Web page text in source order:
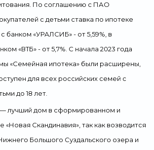
По соглашению с ПАО
с детьми ставка по ипотеке
с банком «УРАЛСИБ» - от 5,59%, в
«ВТБ» - от 5,7%. С начала 2023 года
«Семейная ипотека» были расширены,
для всех российских семей с
до 18 лет.
лучший дом в сформированном и
«Новая Скандинавия», так как возводится
Большого Суздальского озера и